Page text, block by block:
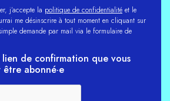
j’accepte la politique de confidentialité et le
me désinscrire à tout moment en cliquant sur
demande par mail via le formulaire de
de confirmation que vous
abonné·e